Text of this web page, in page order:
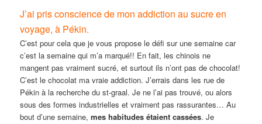
J’ai pris conscience de mon addiction au sucre en
voyage, à Pékin.
C’est pour cela que je vous propose le défi sur une semaine car
c’est la semaine qui m’a marqué!! En fait, les chinois ne
mangent pas vraiment sucré, et surtout ils n’ont pas de chocolat!
C’est le chocolat ma vraie addiction. J’errais dans les rue de
Pékin à la recherche du st-graal. Je ne l’ai pas trouvé, ou alors
sous des formes industrielles et vraiment pas rassurantes… Au
bout d’une semaine, mes habitudes étaient cassées. Je